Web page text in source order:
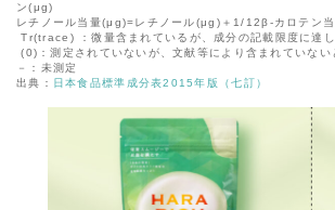
ン(μg)
レチノール当量(μg)=レチノール(μg)＋1/12β-カロテン
Tr(trace) ：微量含まれているが、成分の記載限度に達し
(0)：測定されていないが、文献等により含まれていない
－：未測定
出典： 日本食品標準成分表2015年版（七訂）